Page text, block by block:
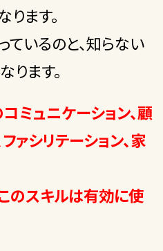
ます。
ているのと、知らない
ります。
ミュニケーション、顧
ァシリテーション、家
のスキルは有効に使